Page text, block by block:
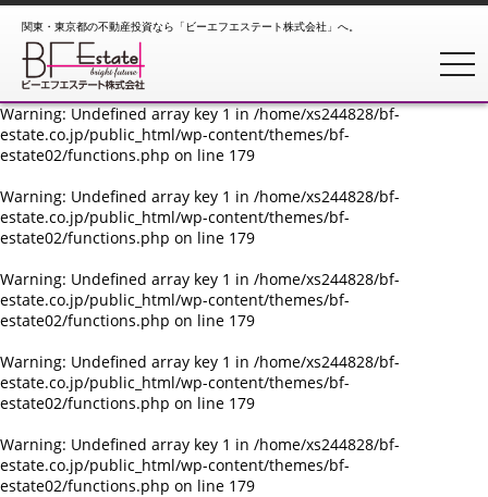
Warning: Undefined array key 1 in/home/xs244828/bf-
estate.co.jp/public_html/wp-content/themes/bf-
estate02/functions.php
Warning: Undefined array key 1 in/home/xs244828/bf-
estate.co.jp/public_html/wp-content/themes/bf-
estate02/functions.php on line 179
Warning: Undefined array key 1 in /home/xs244828/bf-
estate.co.jp/public_html/wp-content/themes/bf-
estate02/functions.php on line 179
Warning: Undefined array key 1 in /home/xs244828/bf-
estate.co.jp/public_html/wp-content/themes/bf-
estate02/functions.php on line 179
Warning: Undefined array key 1 in /home/xs244828/bf-
estate.co.jp/public_html/wp-content/themes/bf-
estate02/functions.php on line 179
Warning: Undefined array key 1 in /home/xs244828/bf-
estate.co.jp/public_html/wp-content/themes/bf-
estate02/functions.php on line 179
関東・東京都の不動産投資なら「ビーエフエステート株式会社」へ。